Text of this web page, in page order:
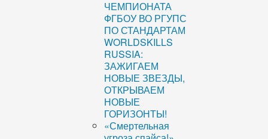
ЧЕМПИОНАТА
ФГБОУ ВО РГУПС
ПО СТАНДАРТАМ
WORLDSKILLS
RUSSIA:
ЗАЖИГАЕМ
НОВЫЕ ЗВЕЗДЫ,
ОТКРЫВАЕМ
НОВЫЕ
ГОРИЗОНТЫ!
«Смертельная